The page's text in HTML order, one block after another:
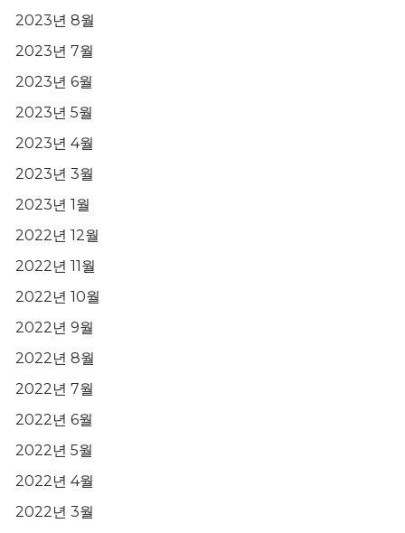
2023년 8월
2023년 7월
2023년 6월
2023년 5월
2023년 4월
2023년 3월
2023년 1월
2022년 12월
2022년 11월
2022년 10월
2022년 9월
2022년 8월
2022년 7월
2022년 6월
2022년 5월
2022년 4월
2022년 3월